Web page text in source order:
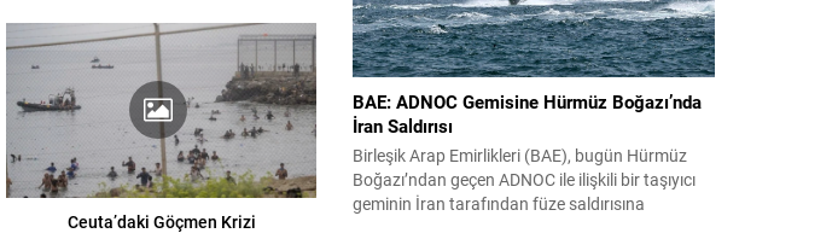
Ceuta’daki Göçmen Krizi
BAE: ADNOC Gemisine Hürmüz Boğazı’nda
İran Saldırısı
Birleşik Arap Emirlikleri (BAE), bugün Hürmüz
Boğazı’ndan geçen ADNOC ile ilişkili bir taşıyıcı
geminin İran tarafından füze saldırısına